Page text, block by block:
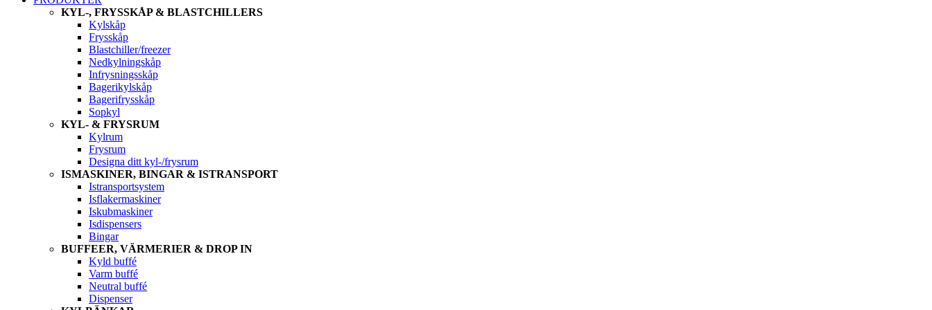
KYL-, FRYSSKÅP & BLASTCHILLERS
Kylskåp
Frysskåp
Blastchiller/freezer
Nedkylningskåp
Infrysningsskåp
Bagerikylskåp
Bagerifrysskåp
Sopkyl
KYL- & FRYSRUM
Kylrum
Frysrum
Designa ditt kyl-/frysrum
ISMASKINER, BINGAR & ISTRANSPORT
Istransportsystem
Isflakermaskiner
Iskubmaskiner
Isdispensers
Bingar
BUFFEER, VÄRMERIER & DROP IN
Kyld buffé
Varm buffé
Neutral buffé
Dispenser